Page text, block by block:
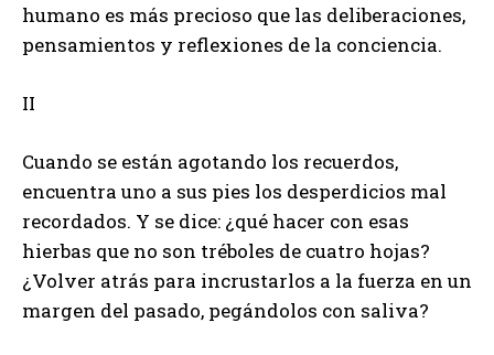
humano es más precioso que las deliberaciones,
pensamientos y reflexiones de la conciencia.
II
Cuando se están agotando los recuerdos,
encuentra uno a sus pies los desperdicios mal
recordados. Y se dice: ¿qué hacer con esas
hierbas que no son tréboles de cuatro hojas?
¿Volver atrás para incrustarlos a la fuerza en un
margen del pasado, pegándolos con saliva?